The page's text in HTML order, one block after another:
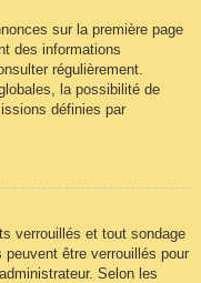
sur la première page
des informations
régulièrement.
la possibilité de
définies par
verrouillés et tout sondage
être verrouillés pour
Selon les